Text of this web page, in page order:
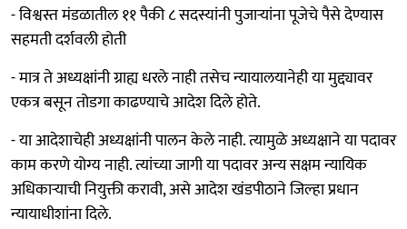
- विश्वस्त मंडळातील ११ पैकी ८ सदस्यांनी पुजाऱ्यांना पूजेचे पैसे देण्यास
सहमती दर्शवली होती
- मात्र ते अध्यक्षांनी ग्राह्य धरले नाही तसेच न्यायालयानेही या मुद्द्यावर
एकत्र बसून तोडगा काढण्याचे आदेश दिले होते.
- या आदेशाचेही अध्यक्षांनी पालन केले नाही. त्यामुळे अध्यक्षाने या पदावर
काम करणे योग्य नाही. त्यांच्या जागी या पदावर अन्य सक्षम न्यायिक
अधिकाऱ्याची नियुक्ती करावी, असे आदेश खंडपीठाने जिल्हा प्रधान
न्यायाधीशांना दिले.